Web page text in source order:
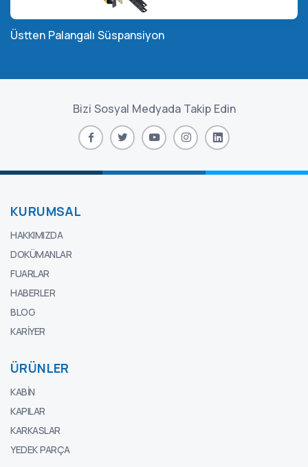
Üstten Palangalı Süspansiyon
Bizi Sosyal Medyada Takip Edin
KURUMSAL
HAKKIMIZDA
DOKÜMANLAR
FUARLAR
HABERLER
BLOG
KARIYER
ÜRÜNLER
KABIN
KAPILAR
KARKASLAR
YEDEK PARÇA